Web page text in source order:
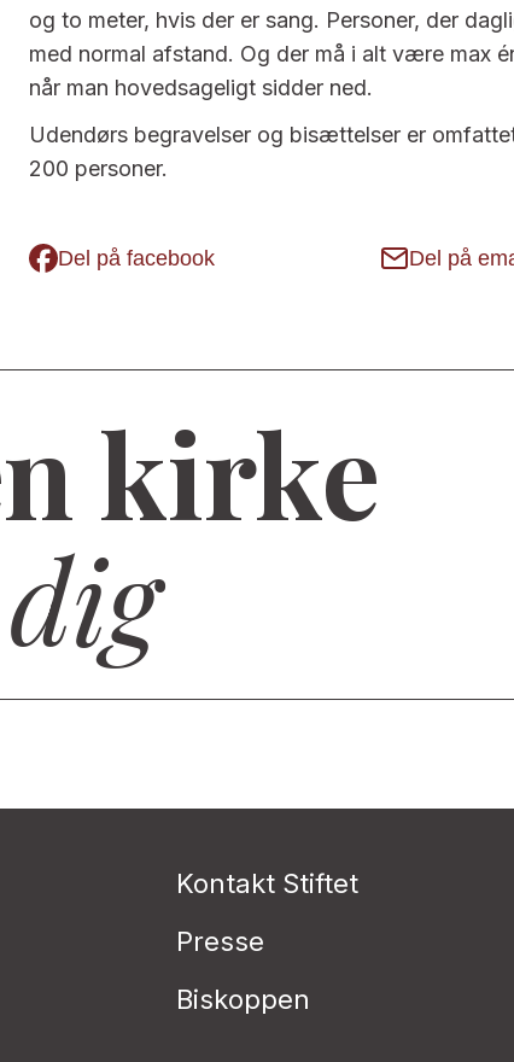
og to meter, hvis der er sang. Personer, der
med normal afstand. Og der må i alt være max
når man hovedsageligt sidder ned.
Udendørs begravelser og bisættelser er
200 personer.
Del på facebook Del på
kirke
Kontakt Stiftet
Presse
Biskoppen